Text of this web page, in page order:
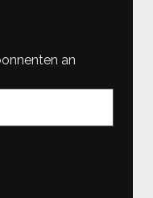
an